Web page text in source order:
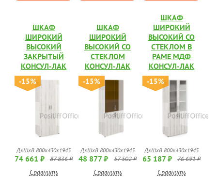
ШКАФ
ШИРОКИЙ
ВЫСОКИЙ
ЗАКРЫТЫЙ
КОНСУЛ-ЛАК
-15%
ДхШхВ 800х430х1945
74 661 ₽ 87 836 ₽
Сравнить
ШКАФ
ШИРОКИЙ
ВЫСОКИЙ СО
СТЕКЛОМ
КОНСУЛ-ЛАК
-15%
ДхШхВ 800х430х1945
48 877 ₽ 57 502 ₽
Сравнить
ШКАФ
ШИРОКИЙ
ВЫСОКИЙ СО
СТЕКЛОМ В
РАМЕ МДФ
КОНСУЛ-ЛАК
-15%
ДхШхВ 800х430х1945
65 187 ₽ 76 691 ₽
Сравнить